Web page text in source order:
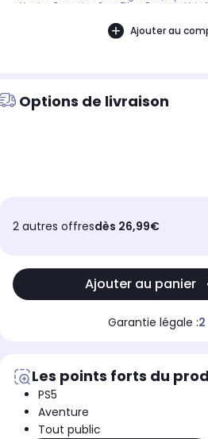
- Version Francaise. Sous Titres Francais. Voix
Ajouter au
Options de livraison
2 autres offresdès 26,99€
Ajouter au panier
Garantie légale :
Les points forts du
PS5
Aventure
Tout public